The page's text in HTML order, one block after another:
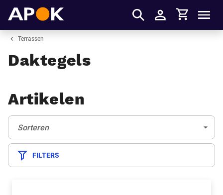
Inloggen
Winkelmandje
Terrassen
Daktegels
Artikelen
Sorteren:
Sorteren
FILTERS